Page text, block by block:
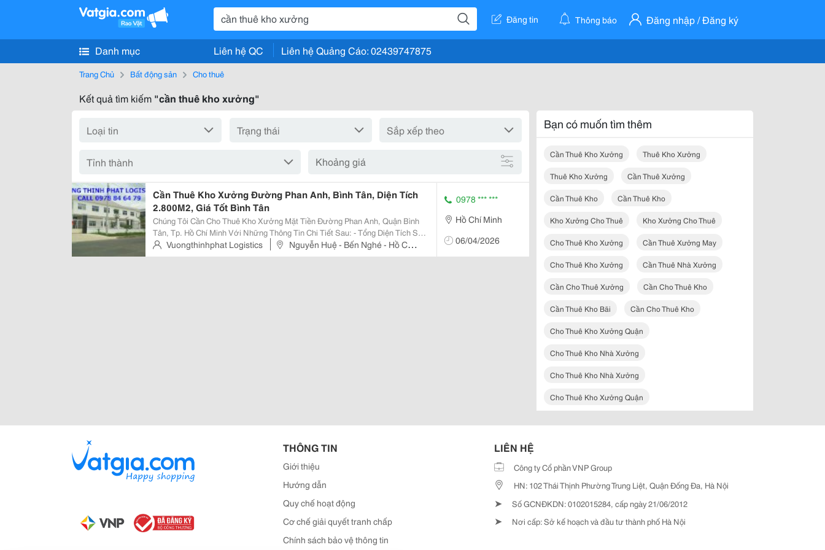
Đăng tin Thông báo Đăng nhập / Đăng ký
Danh mục Liên hệ QC Liên hệ Quảng Cáo: 02439747875
Trang Chủ Bất động sản Cho thuê
Kết quả tìm kiếm "cần thuê kho xưởng"
Khoảng giá
Cần Thuê Kho Xưởng Đường Phan Anh, Bình Tân, Diện Tích
2.800M2, Giá Tốt Bình Tân
Chúng Tôi Cần Cho Thuê Kho Xưởng Mặt Tiền Đường Phan Anh, Quận Bình
Tân, Tp. Hồ Chí Minh Với Những Thông Tin Chi Tiết Sau: - Tổng Diện Tích Sử
Dụng: 2.800M2. - Diện Tích Kho Xây Dựng: 2.200M2. - Diện Tích Văn Phòng
Cùng Bãi Xe: Gần 600M2. ...
Vuongthinhphat Logistics
Nguyễn Huệ - Bến Nghé - Hồ Chí
Minh
0978 *** ***
Hồ Chí Minh
06/04/2026
Bạn có muốn tìm thêm
Cần Thuê Kho Xưởng Thuê Kho Xưởng
Thuê Kho Xưởng Cần Thuê Xưởng
Cần Thuê Kho Cần Thuê Kho
Kho Xưởng Cho Thuê Kho Xưởng Cho Thuê
Cho Thuê Kho Xưởng Cần Thuê Xưởng May
Cho Thuê Kho Xưởng Cần Thuê Nhà Xưởng
Cần Cho Thuê Xưởng Cần Cho Thuê Kho
Cần Thuê Kho Bãi Cần Cho Thuê Kho
Cho Thuê Kho Xưởng Quận
Cho Thuê Kho Nhà Xưởng
Cho Thuê Kho Nhà Xưởng
Cho Thuê Kho Xưởng Quận
THÔNG TIN
Giới thiệu
Hướng dẫn
Quy chế hoạt động
Cơ chế giải quyết tranh chấp
Chính sách bảo vệ thông tin
LIÊN HỆ
Công ty Cổ phần VNP Group
HN: 102 Thái Thịnh Phường Trung Liệt, Quận Đống Đa, Hà Nội
➤ Số GCNĐKDN: 0102015284, cấp ngày 21/06/2012
➤ Nơi cấp: Sở kế hoạch và đầu tư thành phố Hà Nội